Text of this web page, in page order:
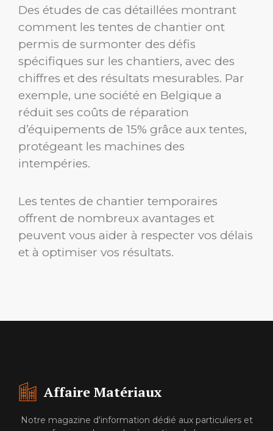
Des études de cas détaillées montrant
comment les tentes de chantier ont
permis de surmonter des défis
spécifiques sur les chantiers, avec des
chiffres et des résultats mesurables. Par
exemple, une société en Belgique a
réduit ses coûts de réparation
d’équipements de 15% grâce aux tentes,
protégeant les machines des
intempéries.
Les tentes de chantier temporaires
offrent de nombreux avantages et
peuvent vous aider à respecter vos délais
et à optimiser vos résultats.
Affaire Matériaux
Notre magazine d'information dédié aux particuliers et